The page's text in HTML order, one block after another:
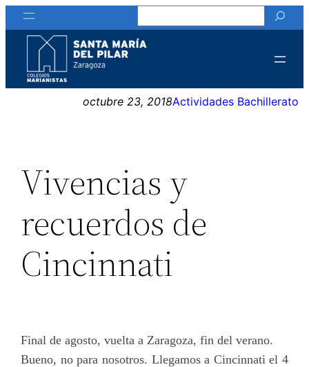
Saltar
al
contenido
octubre 23, 2018Actividades Bachillerato
Vivencias y
recuerdos de
Cincinnati
Final de agosto, vuelta a Zaragoza, fin del verano.
Bueno, no para nosotros. Llegamos a Cincinnati el 4